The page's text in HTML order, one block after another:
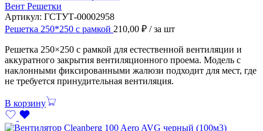
Вент Решетки
Артикул: ГСТУТ-00002958
Решетка 250*250 с рамкой 210,00 ₽ / за шт
Решетка 250×250 с рамкой для естественной вентиляции и
аккуратного закрытия вентиляционного проема. Модель с
наклонными фиксированными жалюзи подходит для мест, где
не требуется принудительная вентиляция.
В корзину